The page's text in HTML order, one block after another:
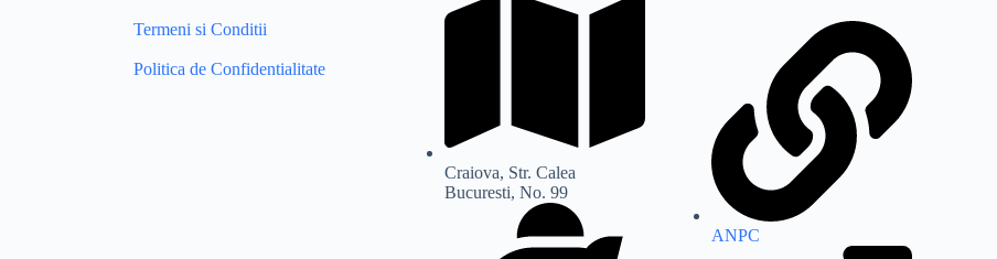
Termeni si Conditii
Politica de Confidentialitate
Craiova, Str. Calea
Bucuresti, No. 99
ANPC